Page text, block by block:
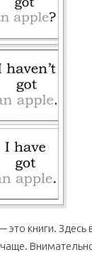
это книги.